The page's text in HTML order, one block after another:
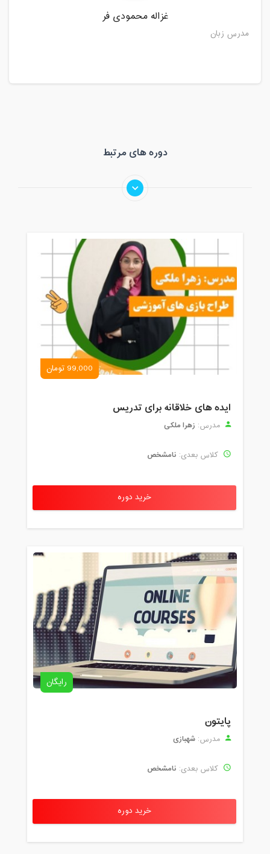
غزاله محمودی فر
مدرس زبان
دوره های مرتبط
99,000 تومان
ایده های خلاقانه برای تدریس
مدرس: زهرا ملکی
کلاس بعدی: نامشخص
خرید دوره
رایگان
پایتون
مدرس: شهبازی
کلاس بعدی: نامشخص
خرید دوره